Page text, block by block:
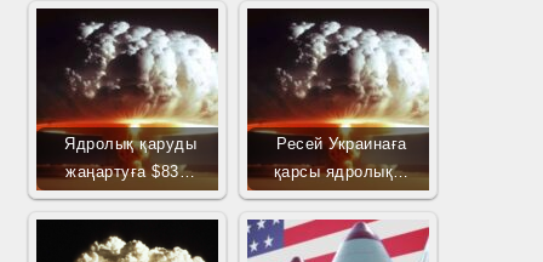
Ядролық қаруды
жаңартуға $83…
Ресей Украинаға
қарсы ядролық…